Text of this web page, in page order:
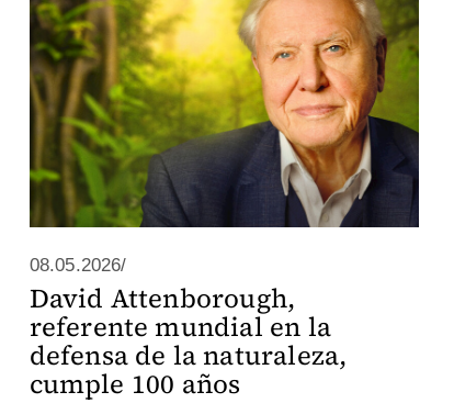
08.05.2026/
David Attenborough,
referente mundial en la
defensa de la naturaleza,
cumple 100 años